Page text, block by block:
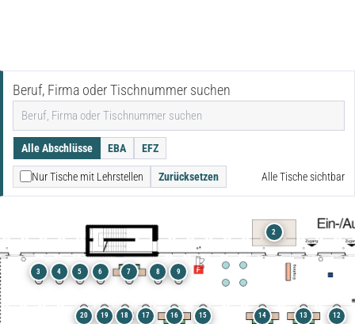
Beruf, Firma oder Tischnummer suchen
Alle Abschlüsse EBA EFZ
Nur Tische mit Lehrstellen Zurücksetzen Alle Tische sichtbar
2
3 4 5 6 7 8 9
20 19 18 17 16 15 14 13 12